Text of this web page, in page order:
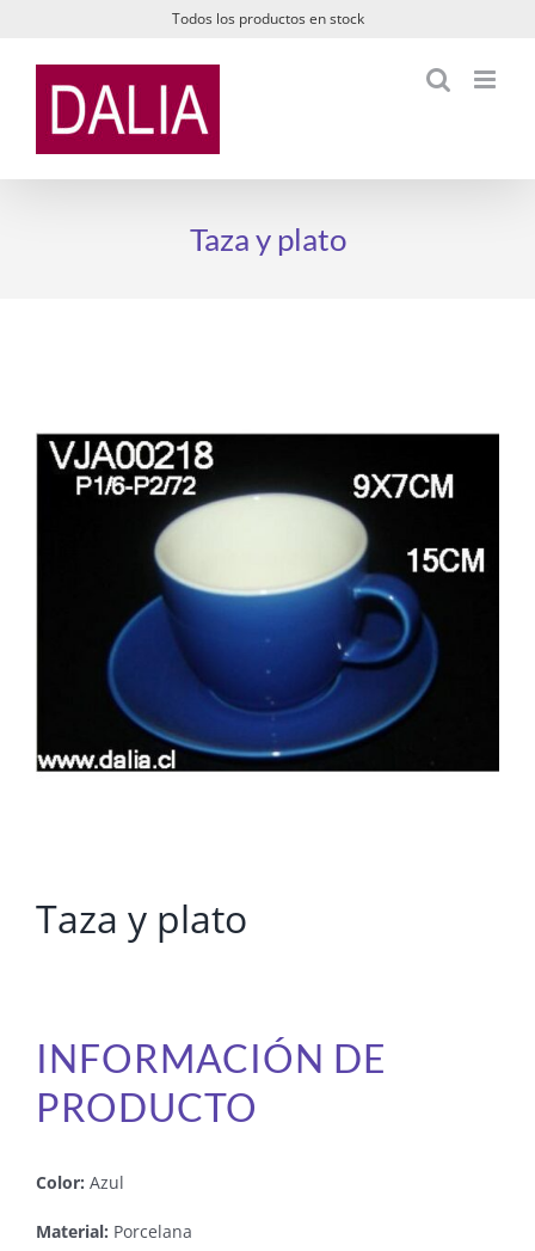
contenido
Todos los productos en stock
Taza y plato
Taza y plato
INFORMACIÓN DE
PRODUCTO
Color: Azul
Material: Porcelana